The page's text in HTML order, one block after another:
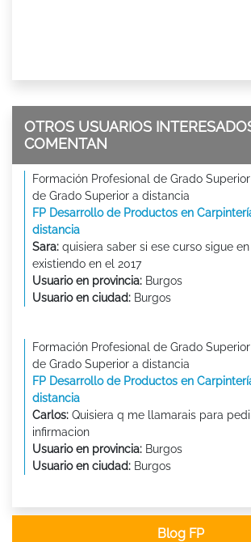
OTROS USUARIOS
COMENTAN
Formación Profesional de Grado
de Grado Superior a distancia
FP Desarrollo de Productos en
distancia
Sara: quisiera saber si ese curso sigue
existiendo en el 2017
Usuario en provincia: Burgos
Usuario en ciudad: Burgos
Formación Profesional de Grado
de Grado Superior a distancia
FP Desarrollo de Productos en
distancia
Carlos: Quisiera q me llamarais para
infirmacion
Usuario en provincia: Burgos
Usuario en ciudad: Burgos
Blog FP